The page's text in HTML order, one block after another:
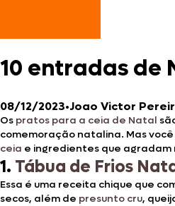
10 entradas de
08/12/2023•Joao Victor
Os pratos para a ceia de Natal
comemoração natalina. Mas você
ceia e ingredientes que agradam
1. Tábua de Frios
Essa é uma receita chique que
secos, além de presunto cru,